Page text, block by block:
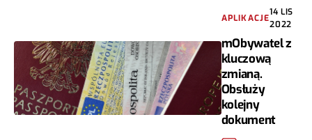
APLIKACJE
14 LIS
2022
mObywatel z
kluczową
zmianą.
Obsłuży
kolejny
dokument